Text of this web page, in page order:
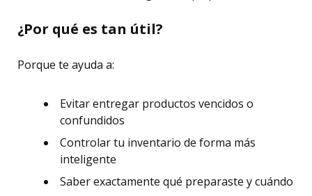
¿Por qué es tan útil?
Porque te ayuda a:
Evitar entregar productos vencidos o
confundidos
Controlar tu inventario de forma más
inteligente
Saber exactamente qué preparaste y cuándo